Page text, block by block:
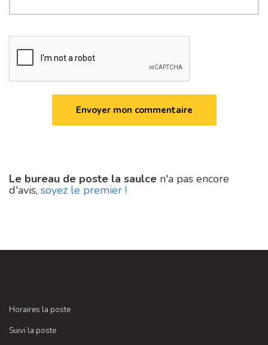
Le bureau de poste la saulce n'a pas encore
d'avis, soyez le premier !
Horaires la poste
Suivi la poste